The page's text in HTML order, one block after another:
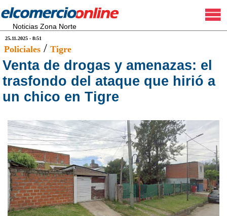
Noticias Zona Norte
25.11.2025 - 8:51
Policiales / Tigre
Venta de drogas y amenazas: el
trasfondo del ataque que hirió a
un chico en Tigre